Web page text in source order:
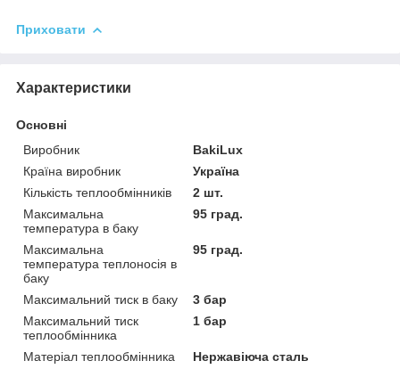
Приховати
Характеристики
Основні
Виробник
BakiLux
Країна виробник
Україна
Кількість теплообмінників
2 шт.
Максимальна
температура в баку
95 град.
Максимальна
температура теплоносія в
баку
95 град.
Максимальний тиск в баку
3 бар
Максимальний тиск
теплообмінника
1 бар
Матеріал теплообмінника
Нержавіюча сталь